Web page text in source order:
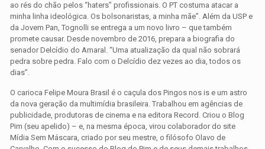
ao rés do chão pelos “haters” profissionais. O PT costuma atacar a
minha linha ideológica. Os bolsonaristas, a minha mãe”. Além da USP e
da Jovem Pan, Tognolli se entrega a um novo livro – que também
promete causar. Desde novembro de 2016, prepara a biografia do
senador Delcídio do Amaral. “Uma atualização da qual não sobrará
pedra sobre pedra. Falo com o Delcídio dez vezes ao dia, todos os
dias”.
O carioca Felipe Moura Brasil é o caçula dos Pingos nos is e um astro
da nova geração da multimídia brasileira. Trabalhou em agências de
publicidade, produtoras de cinema e na editora Record. Criou o Blog
Pim (seu apelido) – e, na mesma época, virou colaborador do site
Mídia Sem Máscara, criado por seu mestre, o filósofo Olavo de